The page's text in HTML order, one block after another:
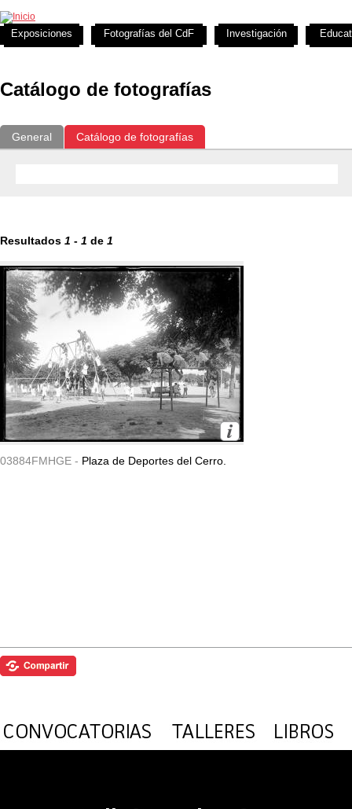
Catálogo de fotografías
General Catálogo de fotografías
Resultados 1 - 1 de 1
03884FMHGE - Plaza de Deportes del Cerro.
Exposiciones Fotografías del CdF Investigación